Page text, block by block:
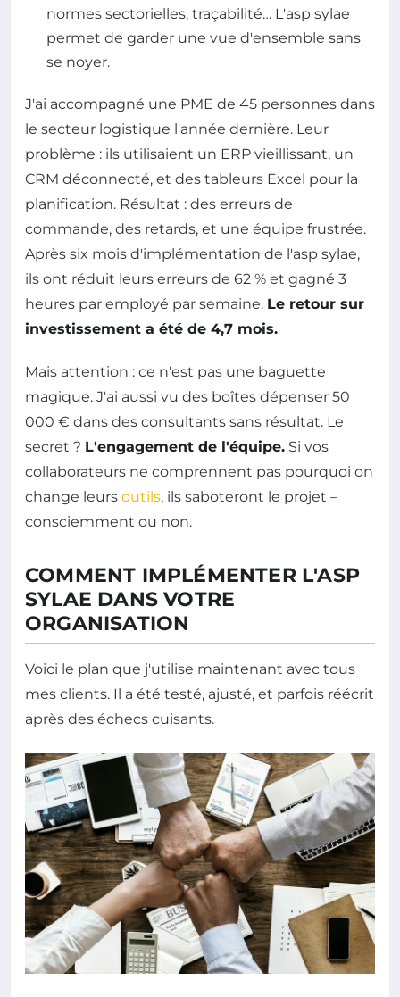
normes sectorielles, traçabilité… L'asp sylae
permet de garder une vue d'ensemble sans
se noyer.
J'ai accompagné une PME de 45 personnes dans
le secteur logistique l'année dernière. Leur
problème : ils utilisaient un ERP vieillissant, un
CRM déconnecté, et des tableurs Excel pour la
planification. Résultat : des erreurs de
commande, des retards, et une équipe frustrée.
Après six mois d'implémentation de l'asp sylae,
ils ont réduit leurs erreurs de 62 % et gagné 3
heures par employé par semaine. Le retour sur
investissement a été de 4,7 mois.
Mais attention : ce n'est pas une baguette
magique. J'ai aussi vu des boîtes dépenser 50
000 € dans des consultants sans résultat. Le
secret ? L'engagement de l'équipe. Si vos
collaborateurs ne comprennent pas pourquoi on
change leurs outils, ils saboteront le projet –
consciemment ou non.
COMMENT IMPLÉMENTER L'ASP
SYLAE DANS VOTRE
ORGANISATION
Voici le plan que j'utilise maintenant avec tous
mes clients. Il a été testé, ajusté, et parfois réécrit
après des échecs cuisants.